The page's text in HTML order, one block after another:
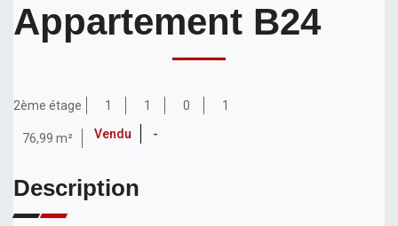
Appartement B24
2ème étage 1 1 0 1
76,99 m² Vendu -
Description